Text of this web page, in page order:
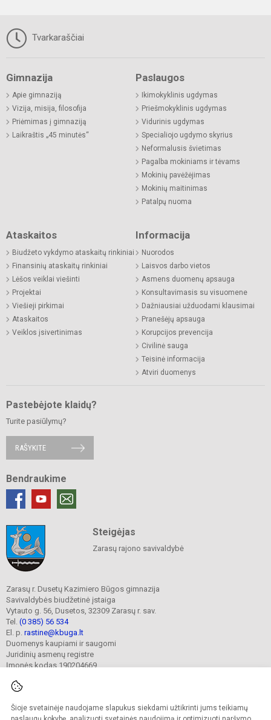
Šioje svetainėje naudojame slapukus siekdami užtikrinti jums teikiamų
Tvarkaraščiai
Gimnazija
Apie gimnaziją
Vizija, misija, filosofija
Priėmimas į gimnaziją
Laikraštis „45 minutės“
Paslaugos
Ikimokyklinis ugdymas
Priešmokyklinis ugdymas
Vidurinis ugdymas
Specialiojo ugdymo skyrius
Neformalusis švietimas
Pagalba mokiniams ir tėvams
Mokinių pavėžėjimas
Mokinių maitinimas
Patalpų nuoma
Ataskaitos
Biudžeto vykdymo ataskaitų rinkiniai
Finansinių ataskaitų rinkiniai
Lėšos veiklai viešinti
Projektai
Viešieji pirkimai
Ataskaitos
Veiklos įsivertinimas
Informacija
Nuorodos
Laisvos darbo vietos
Asmens duomenų apsauga
Konsultavimasis su visuomene
Dažniausiai užduodami klausimai
Pranešėjų apsauga
Korupcijos prevencija
Civilinė sauga
Teisinė informacija
Atviri duomenys
Pastebėjote klaidų?
Turite pasiūlymų?
RAŠYKITE
Bendraukime
Steigėjas
Zarasų rajono savivaldybė
Zarasų r. Dusetų Kazimiero Būgos gimnazija
Savivaldybės biudžetinė įstaiga
Vytauto g. 56, Dusetos, 32309 Zarasų r. sav.
Tel. (0 385) 56 534
El. p. rastine@kbuga.lt
Duomenys kaupiami ir saugomi
Juridinių asmenų registre
Įmonės kodas 190204669
© 2023. Zarasų r. Dusetų Kazimiero Būgos gimnazija. Visos teisės saugomos.
Kopijuoti turinį be raštiško gimnazijos sutikimo griežtai draudžiama.